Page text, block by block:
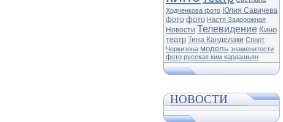
Ходченкова фото Юлия Савичева
фото фото Настя Задорожная
Новости Телевидение Кино
театр Тина Канделаки Спорт
Черкизона модель знаменитости
фото русская ким кардашьян
НОВОСТИ